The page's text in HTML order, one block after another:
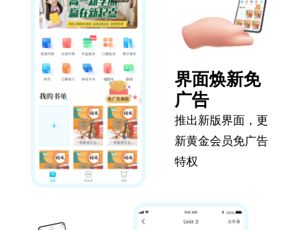
界面焕新免
广告
推出新版界面，更
新黄金会员免广告
特权